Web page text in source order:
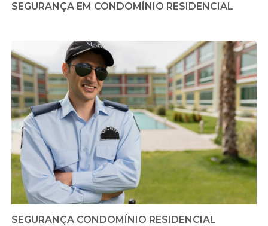
SEGURANÇA EM CONDOMÍNIO RESIDENCIAL
SEGURANÇA CONDOMÍNIO RESIDENCIAL